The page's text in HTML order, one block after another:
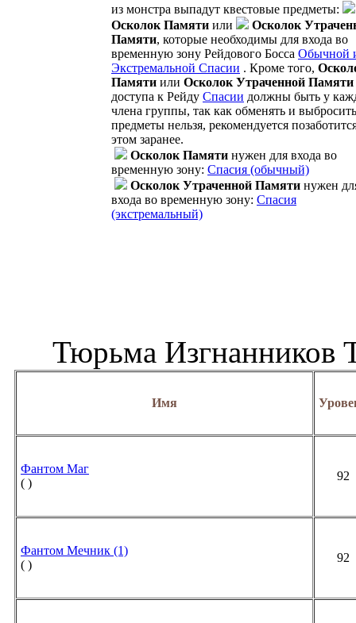
из монстра выпадут квестовые предметы:
Осколок Памяти или
Осколок
Памяти, которые необходимы для входа во
временную зону Рейдового Босса Обычной
Экстремальной Спасии . Кроме того,
Памяти или Осколок Утраченной Памяти
доступа к Рейду Спасии должны быть у
члена группы, так как обменять и выбросить
предметы нельзя, рекомендуется
этом заранее.
Осколок Памяти нужен для входа во
временную зону: Спасия (обычный)
Осколок Утраченной Памяти нужен
входа во временную зону: Спасия
(экстремальный)
Тюрьма Изгнанников
Имя
Фантом Маг
( )
92
Фантом Мечник (1)
( )
92